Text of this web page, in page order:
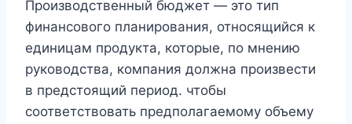
Производственный бюджет — это тип
финансового планирования, относящийся к
единицам продукта, которые, по мнению
руководства, компания должна произвести
в предстоящий период. чтобы
соответствовать предполагаемому объему